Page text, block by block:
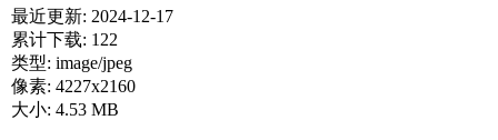
最近更新: 2024-12-17
累计下载: 122
类型: image/jpeg
像素: 4227x2160
大小: 4.53 MB